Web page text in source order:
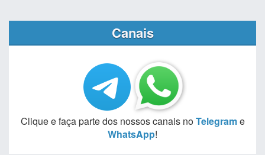
Canais
Clique e faça parte dos nossos canais noTelegrame
WhatsApp!